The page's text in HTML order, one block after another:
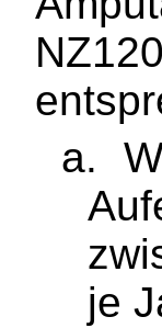
a.
je